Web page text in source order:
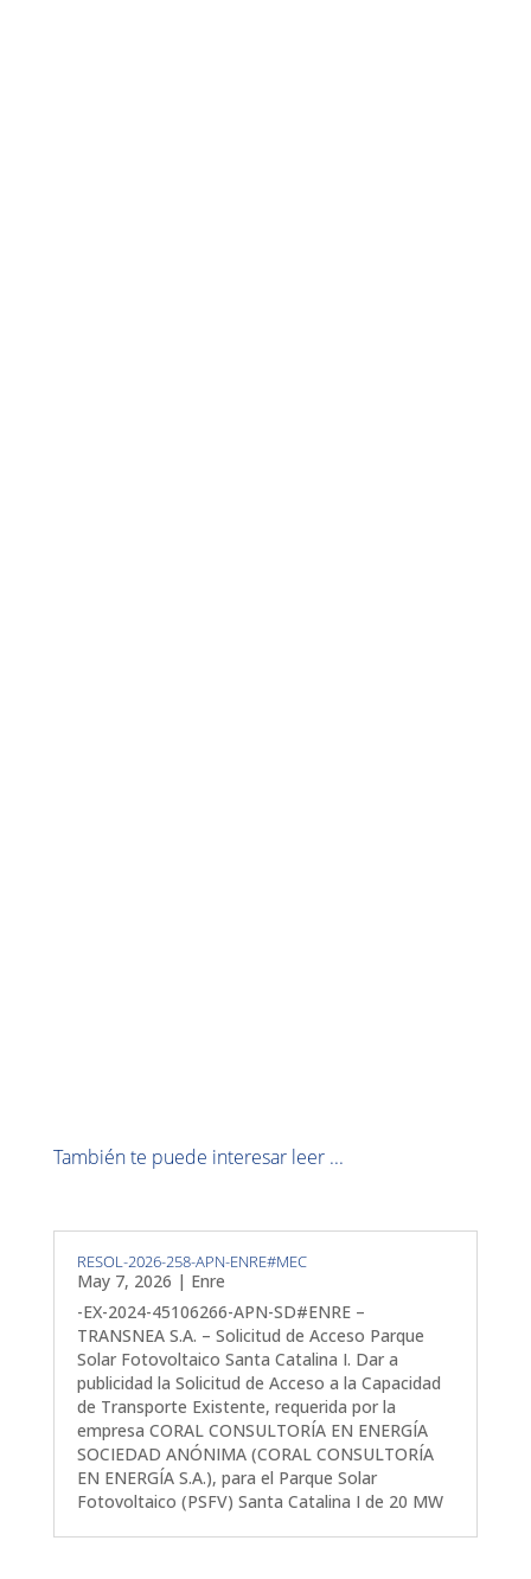
También te puede interesar leer ...
RESOL-2026-258-APN-ENRE#MEC
May 7, 2026 | Enre
-EX-2024-45106266-APN-SD#ENRE –
TRANSNEA S.A. – Solicitud de Acceso Parque
Solar Fotovoltaico Santa Catalina I. Dar a
publicidad la Solicitud de Acceso a la Capacidad
de Transporte Existente, requerida por la
empresa CORAL CONSULTORÍA EN ENERGÍA
SOCIEDAD ANÓNIMA (CORAL CONSULTORÍA
EN ENERGÍA S.A.), para el Parque Solar
Fotovoltaico (PSFV) Santa Catalina I de 20 MW